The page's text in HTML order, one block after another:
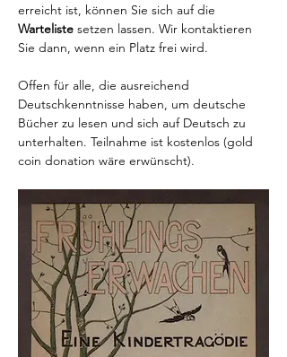
erreicht ist, können Sie sich auf die
Warteliste setzen lassen. Wir kontaktieren
Sie dann, wenn ein Platz frei wird.
Offen für alle, die ausreichend
Deutschkenntnisse haben, um deutsche
Bücher zu lesen und sich auf Deutsch zu
unterhalten. Teilnahme ist kostenlos (gold
coin donation wäre erwünscht).